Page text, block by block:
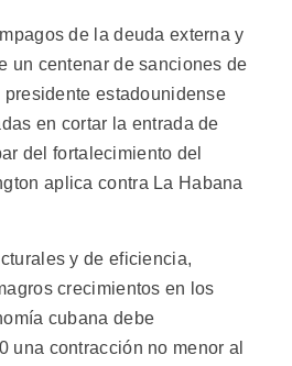
de la deuda externa y
un centenar de sanciones de
presidente estadounidense
en cortar la entrada de
del fortalecimiento del
aplica contra La Habana
y de eficiencia,
crecimientos en los
cubana debe
una contracción no menor al